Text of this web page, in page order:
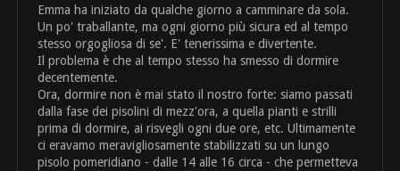
Emma ha iniziato da qualche giorno a camminare da sola.
Un po' traballante, ma ogni giorno più sicura ed al tempo
stesso orgogliosa di se'. E' tenerissima e divertente.
Il problema è che al tempo stesso ha smesso di dormire
decentemente.
Ora, dormire non è mai stato il nostro forte: siamo passati
dalla fase dei pisolini di mezz'ora, a quella pianti e strilli
prima di dormire, ai risvegli ogni due ore, etc. Ultimamente
ci eravamo meravigliosamente stabilizzati su un lungo
pisolo pomeridiano - dalle 14 alle 16 circa - che permetteva